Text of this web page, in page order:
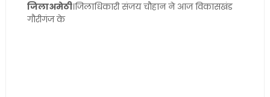
जिलाअमेठी।जिलाधिकारी संजय चौहान ने आज विकासखंड
गौरीगंज के